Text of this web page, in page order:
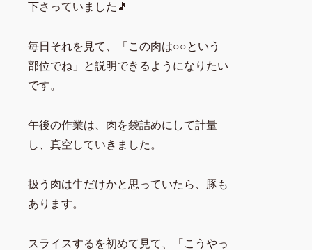
下さっていました🎵
毎日それを見て、「この肉は○○という
部位でね」と説明できるようになりたい
です。
午後の作業は、肉を袋詰めにして計量
し、真空していきました。
扱う肉は牛だけかと思っていたら、豚も
あります。
スライスするを初めて見て、「こうやっ